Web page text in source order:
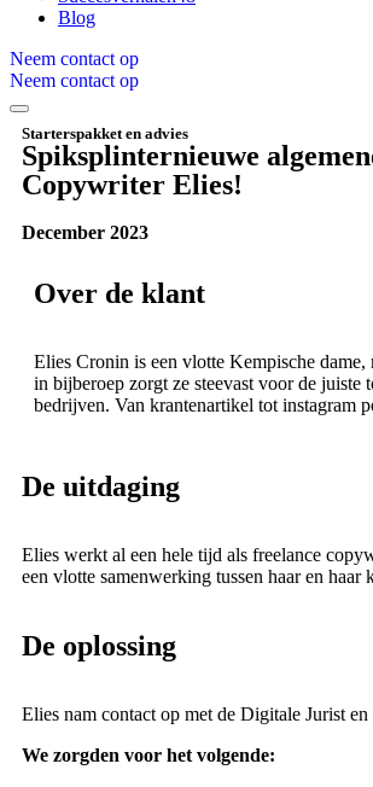
Blog
Neem contact op
Neem contact op
Starterspakket en advies
Spiksplinternieuwe
Copywriter Elies!
December 2023
Over de klant
Elies Cronin is een vlotte Kempische
in bijberoep zorgt ze steevast voor de juiste
bedrijven. Van krantenartikel tot instagram
De uitdaging
Elies werkt al een hele tijd als freelance
een vlotte samenwerking tussen haar en haar
De oplossing
Elies nam contact op met de Digitale Jurist
We zorgden voor het volgende: